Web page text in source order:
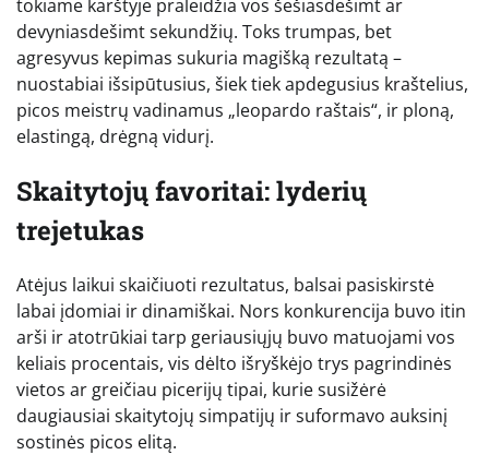
tokiame karštyje praleidžia vos šešiasdešimt ar
devyniasdešimt sekundžių. Toks trumpas, bet
agresyvus kepimas sukuria magišką rezultatą –
nuostabiai išsipūtusius, šiek tiek apdegusius kraštelius,
picos meistrų vadinamus „leopardo raštais“, ir ploną,
elastingą, drėgną vidurį.
Skaitytojų favoritai: lyderių
trejetukas
Atėjus laikui skaičiuoti rezultatus, balsai pasiskirstė
labai įdomiai ir dinamiškai. Nors konkurencija buvo itin
arši ir atotrūkiai tarp geriausiųjų buvo matuojami vos
keliais procentais, vis dėlto išryškėjo trys pagrindinės
vietos ar greičiau picerijų tipai, kurie susižėrė
daugiausiai skaitytojų simpatijų ir suformavo auksinį
sostinės picos elitą.